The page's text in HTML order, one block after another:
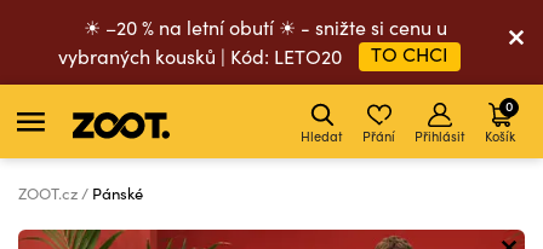
☀ –20 % na letní obutí ☀ - snižte si cenu u
vybraných kousků | Kód: LETO20
TO CHCI
Hledat Přání Přihlásit Košík
0
ZOOT.cz Pánské